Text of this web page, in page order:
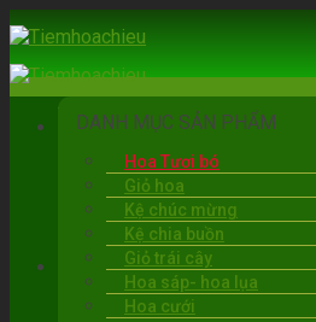
Skip
to
content
BẠC LIÊU
06:00 - 22:00
0919.30.6263
DANH MỤC SẢN PHẨM
Hoa Tươi bó
Giỏ hoa
Kệ chúc mừng
Kệ chia buồn
Giỏ trái cây
Hoa sáp- hoa lụa
Hoa cưới